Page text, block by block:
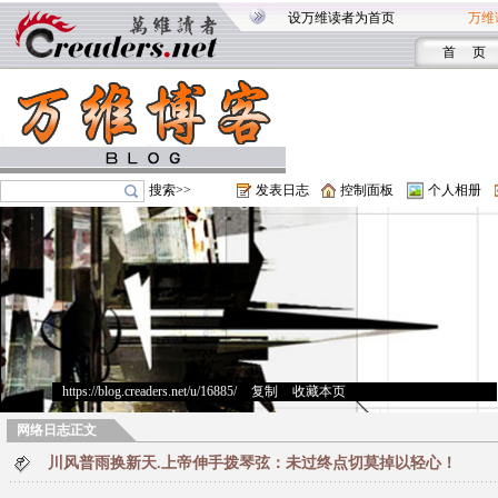
设万维读者为首页 万维
首 页
搜索>> 发表日志 控制面板 个人相册
https://blog.creaders.net/u/16885/> 复制 收藏本页
网络日志正文
川风普雨换新天.上帝伸手拨琴弦：未过终点切莫掉以轻心！